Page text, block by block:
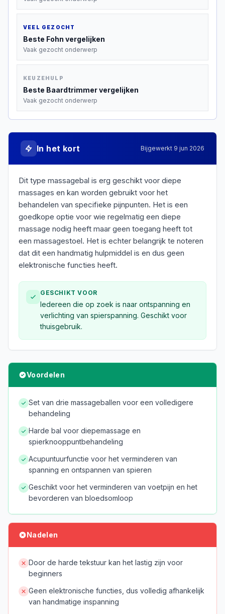
VEEL GEZOCHT
Beste Fohn vergelijken
Vaak gezocht onderwerp
KEUZEHULP
Beste Baardtrimmervergelijken
Vaak gezocht onderwerp
In het kort Bijgewerkt 9 jun 2026
Dit type massagebal is erg geschikt voor diepe
massages en kan worden gebruikt voor het
behandelen van specifieke pijnpunten. Het is een
goedkope optie voor wie regelmatig een diepe
massage nodig heeft maar geen toegang heeft tot
een massagestoel. Het is echter belangrijk te noteren
dat dit een handmatig hulpmiddel is en dus geen
elektronische functies heeft.
GESCHIKT VOOR
Iedereen die op zoek is naar ontspanning en
verlichting van spierspanning. Geschikt voor
thuisgebruik.
Voordelen
Set van drie massageballen voor een volledigere
behandeling
Harde bal voor diepemassage en
spierknooppuntbehandeling
Acupuntuurfunctie voor het verminderen van
spanning en ontspannen van spieren
Geschikt voor het verminderen van voetpijn en het
bevorderen van bloedsomloop
Nadelen
Door de harde tekstuur kan het lastig zijn voor
beginners
Geen elektronische functies, dus volledig afhankelijk
van handmatige inspanning